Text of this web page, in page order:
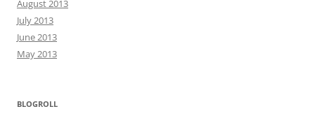
August 2013
July 2013
June 2013
May 2013
BLOGROLL